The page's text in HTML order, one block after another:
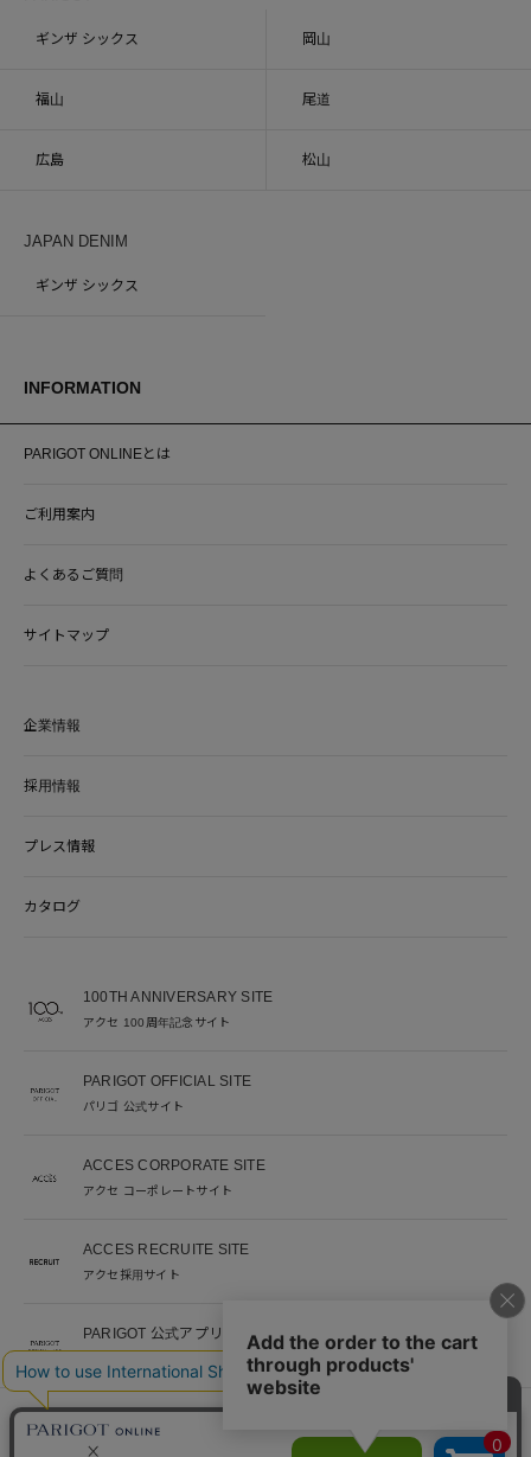
ギンザ シックス 岡山
福山 尾道
広島 松山
JAPAN DENIM
ギンザ シックス
INFORMATION
PARIGOT ONLINEとは
ご利用案内
よくあるご質問
サイトマップ
企業情報
採用情報
プレス情報
カタログ
100TH ANNIVERSARY SITE
アクセ 100周年記念サイト
PARIGOT OFFICIAL SITE
パリゴ 公式サイト
ACCES CORPORATE SITE
アクセ コーポレートサイト
ACCES RECRUITE SITE
アクセ採用サイト
PARIGOT 公式アプリ
新着情報を、プッシュ通知でいち早くお届け。
※当サイト掲載写真のオークションなどへの二次転用を固く禁じます。